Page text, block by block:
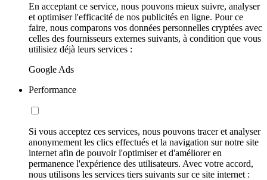
En acceptant ce service, nous pouvons mieux suivre, analyser
et optimiser l'efficacité de nos publicités en ligne. Pour ce
faire, nous comparons vos données personnelles cryptées avec
celles des fournisseurs externes suivants, à condition que vous
utilisiez déjà leurs services :
Google Ads
Performance
Si vous acceptez ces services, nous pouvons tracer et analyser
anonymement les clics effectués et la navigation sur notre site
internet afin de pouvoir l'optimiser et d'améliorer en
permanence l'expérience des utilisateurs. Avec votre accord,
nous utilisons les services tiers suivants sur ce site internet :